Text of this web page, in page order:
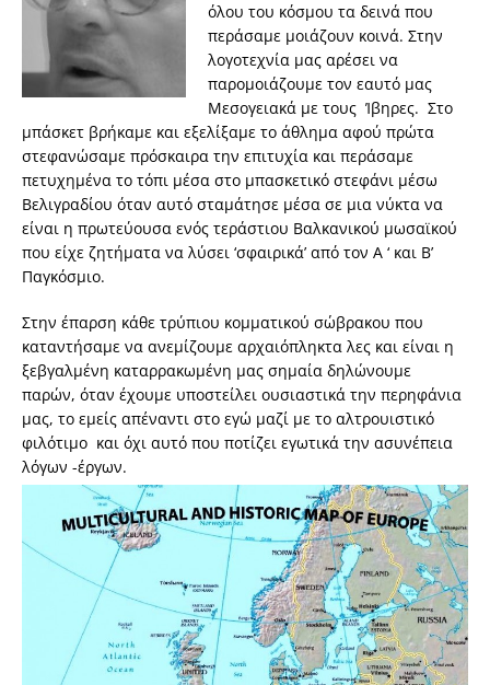
όλου του κόσμου τα δεινά που
περάσαμε μοιάζουν κοινά. Στην
λογοτεχνία μας αρέσει να
παρομοιάζουμε τον εαυτό μας
Μεσογειακά με τους Ίβηρες. Στο
μπάσκετ βρήκαμε και εξελίξαμε το άθλημα αφού πρώτα
στεφανώσαμε πρόσκαιρα την επιτυχία και περάσαμε
πετυχημένα το τόπι μέσα στο μπασκετικό στεφάνι μέσω
Βελιγραδίου όταν αυτό σταμάτησε μέσα σε μια νύκτα να
είναι η πρωτεύουσα ενός τεράστιου Βαλκανικού μωσαϊκού
που είχε ζητήματα να λύσει ‘σφαιρικά’ από τον Α ‘ και Β’
Παγκόσμιο.
Στην έπαρση κάθε τρύπιου κομματικού σώβρακου που
καταντήσαμε να ανεμίζουμε αρχαιόπληκτα λες και είναι η
ξεβγαλμένη καταρρακωμένη μας σημαία δηλώνουμε
παρών, όταν έχουμε υποστείλει ουσιαστικά την περηφάνια
μας, το εμείς απέναντι στο εγώ μαζί με το αλτρουιστικό
φιλότιμο και όχι αυτό που ποτίζει εγωτικά την ασυνέπεια
λόγων -έργων.